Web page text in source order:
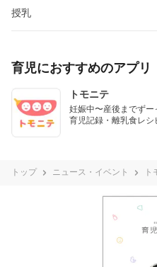
授乳
育児におすすめのアプリ
トモニテ
妊娠中〜産後までずー
育児記録・離乳食レシ
トップ ニュース・イベント